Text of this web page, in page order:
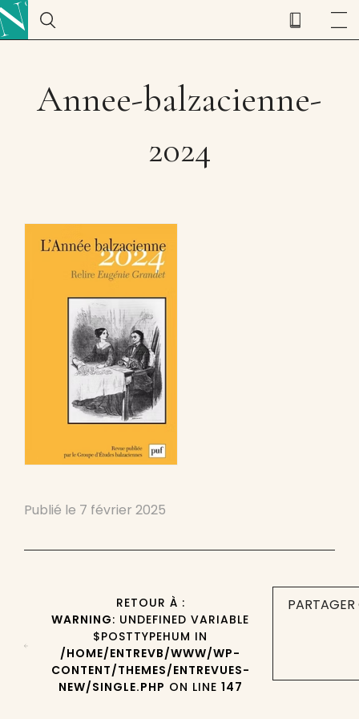
Annee-balzacienne-
2024
Publié le 7 février 2025
RETOUR À :
WARNING: UNDEFINED VARIABLE
$POSTTYPEHUM IN
/HOME/ENTREVB/WWW/WP-
CONTENT/THEMES/ENTREVUES-
NEW/SINGLE.PHP ON LINE 147